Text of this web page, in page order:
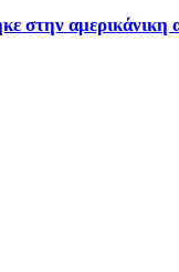
στην αμερικάνικη